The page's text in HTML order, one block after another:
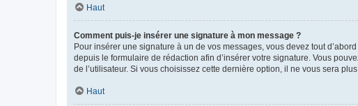
Haut
Comment puis-je insérer une signature à mon message ?
Pour insérer une signature à un de vos messages, vous devez tout
depuis le formulaire de rédaction afin d’insérer votre signature. Vous
de l’utilisateur. Si vous choisissez cette dernière option, il ne vous sera
Haut